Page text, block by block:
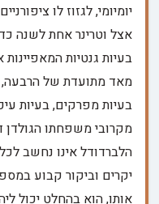
יומיומי, לגזוז לו
אצל וטרינר אחת לשנה
בעיות גנטיות
מאד מתועדת של הרבעה,
בעיות מפרקים, בעיות
מקרובי משפחתו
הלברדודל אינו נחשב
יקרים וביקור קבוע
אותו, הוא בהחלט יכול